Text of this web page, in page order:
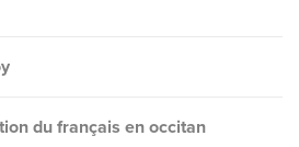
du français en occitan